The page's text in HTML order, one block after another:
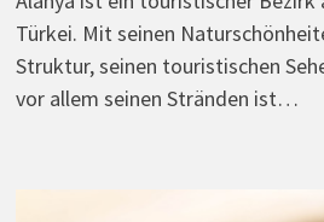
Türkei. Mit seinen
Struktur, seinen touristischen
vor allem seinen Stränden ist…